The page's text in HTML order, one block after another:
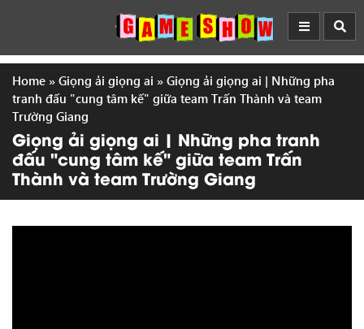
Home » Giọng ải giọng ai » Giọng ải giọng ai | Những pha
tranh đấu "cung tâm kế" giữa team Trấn Thành và team
Trường Giang
Giọng ải giọng ai | Những pha tranh
đấu "cung tâm kế" giữa team Trấn
Thành và team Trường Giang